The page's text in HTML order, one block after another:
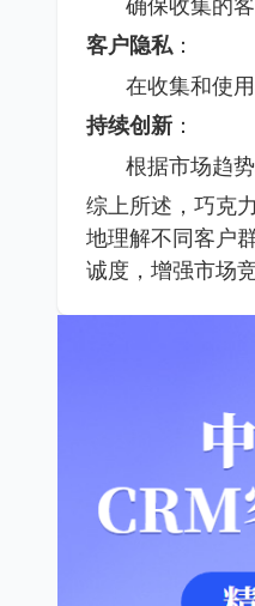
客户隐私 ：
在收集和使
持续创新 ：
根据市场趋
综上所述，巧克
地理解不同客户
诚度，增强市场竞